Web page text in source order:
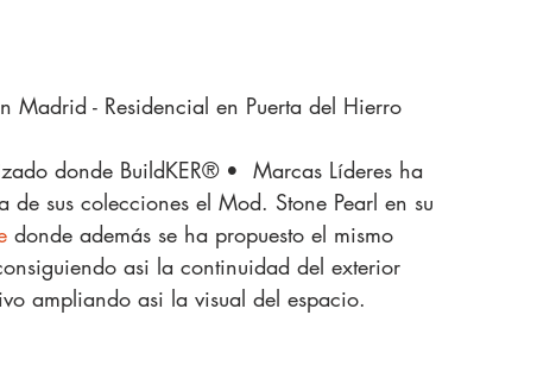
Madrid - Residencial en Puerta del Hierro
donde BuildKER® •  Marcas Líderes ha
sus colecciones el Mod. Stone Pearl en su
donde además se ha propuesto el mismo
asi la continuidad del exterior
ampliando asi la visual del espacio.